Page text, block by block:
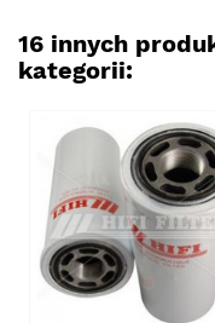
16 innych
kategorii: